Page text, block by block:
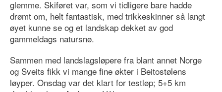
glemme. Skiføret var, som vi tidligere bare hadde
drømt om, helt fantastisk, med trikkeskinner så langt
øyet kunne se og et landskap dekket av god
gammeldags natursnø.
Sammen med landslagsløpere fra blant annet Norge
og Sveits fikk vi mange fine økter i Beitostølens
løyper. Onsdag var det klart for testløp; 5+5 km